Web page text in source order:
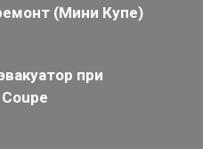
(Мини Купе)
при